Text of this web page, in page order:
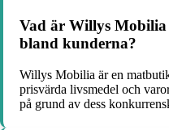
Vad är Willys
bland kunderna?
Willys Mobilia är en
prisvärda livsmedel och
på grund av dess